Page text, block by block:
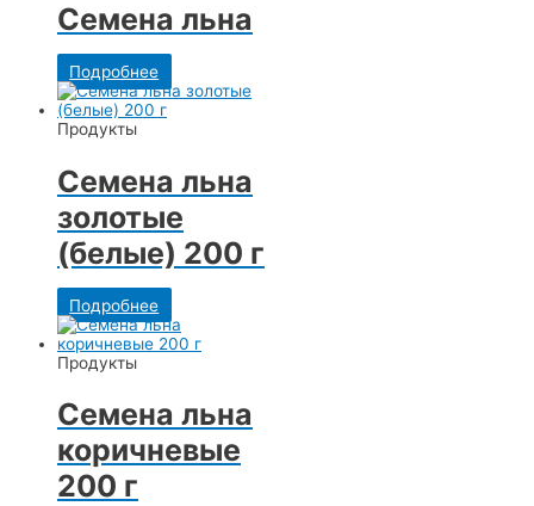
Семена льна
Подробнее
Продукты
Семена льна
золотые
(белые) 200 г
Подробнее
Продукты
Семена льна
коричневые
200 г